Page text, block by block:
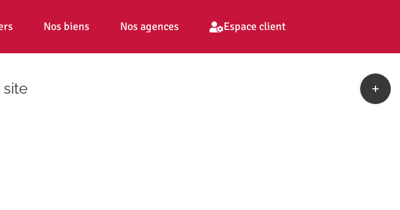
Nos biens Nos agences Espace client
site
Toggle
Sliding
Bar